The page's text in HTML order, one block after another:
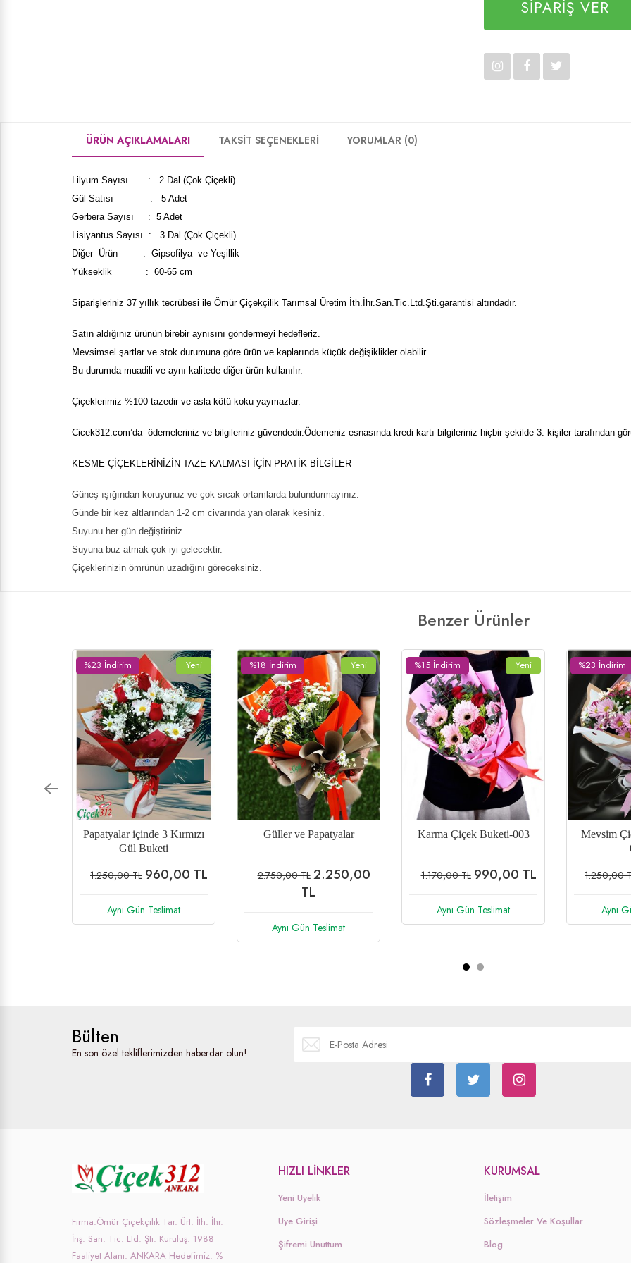
SİPARİŞ VER
ÜRÜN AÇIKLAMALARI TAKSİT SEÇENEKLERİ YORUMLAR (0)
Lilyum Sayısı : 2 Dal (Çok Çiçekli)
Gül Satısı : 5 Adet
Gerbera Sayısı : 5 Adet
Lisiyantus Sayısı : 3 Dal (Çok Çiçekli)
Diğer Ürün : Gipsofilya ve Yeşillik
Yükseklik : 60-65 cm
Siparişleriniz 37 yıllık tecrübesi ile Ömür Çiçekçilik Tarımsal Üretim İth.İhr.San.Tic.Ltd.Şti. garantisi altındadır.
Satın aldığınız ürünün birebir aynısını göndermeyi hedefleriz.
Mevsimsel şartlar ve stok durumuna göre ürün ve kaplarında küçük değişiklikler olabilir.
Bu durumda muadili ve aynı kalitede diğer ürün kullanılır.
Çiçeklerimiz %100 tazedir ve asla kötü koku yaymazlar.
Cicek312 .com’da ödemeleriniz ve bilgileriniz güvendedir.Ödemeniz esnasında kredi kartı bilgileriniz hiçbir şekilde 3. kişiler tarafından
KESME ÇİÇEKLERİNİZİN TAZE KALMASI İÇİN PRATİK BİLGİLER
Güneş ışığından koruyunuz ve çok sıcak ortamlarda bulundurmayınız.
Günde bir kez altlarından 1-2 cm civarında yan olarak kesiniz.
Suyunu her gün değiştiriniz.
Suyuna buz atmak çok iyi gelecektir.
Çiçeklerinizin ömrünün uzadığını göreceksiniz.
Benzer Ürünler
%18 İndirim Yeni
Güller ve Papatyalar
2.750,00 TL 2.250,00
Aynı Gün Teslimat
%15 İndirim Yeni
Karma Çiçek Buketi-003
1.170,00 TL 990,00 TL
%23 İndirim Yeni
Mevsim Çiçekleri Buketi-
1.250,00 TL 960,00 TL
Aynı Gün Teslimat
%15 İndirim
2.050,00
Aynı
Bülten
En son özel tekliflerimizden haberdar olun!
Firma:Ömür Çiçekçilik Tar. Ürt. İth. İhr.
İnş. San. Tic. Ltd. Şti. Kuruluş: 1988
Faaliyet Alanı: ANKARA Hedefimiz: %
HIZLI LINKLER
Yeni Üyelik
Üye Girişi
Şifremi Unuttum
KURUMSAL
İletişim
Sözleşmeler Ve Koşullar
Blog